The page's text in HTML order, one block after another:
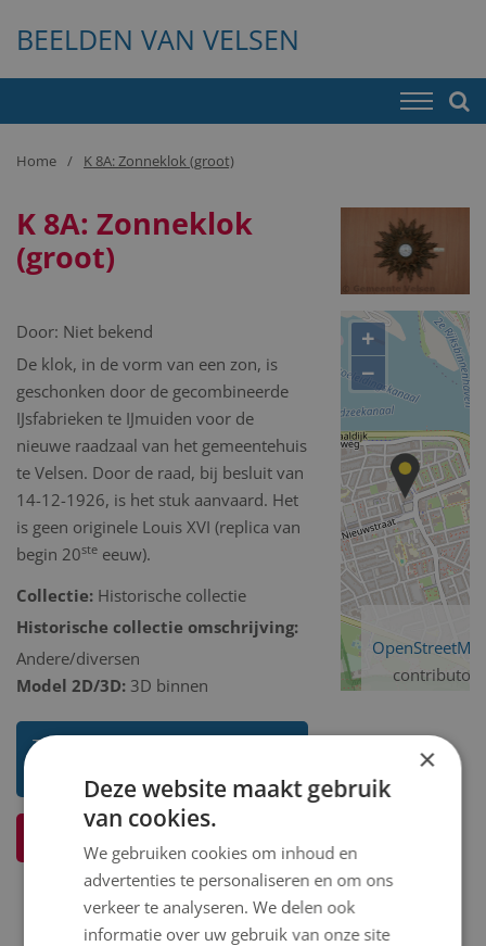
BEELDEN VAN VELSEN
Home K 8A: Zonneklok (groot)
K 8A: Zonneklok
(groot)
Door: Niet bekend
De klok, in de vorm van een zon, is
geschonken door de gecombineerde
IJsfabrieken te IJmuiden voor de
nieuwe raadzaal van het gemeentehuis
te Velsen. Door de raad, bij besluit van
14-12-1926, is het stuk aanvaard. Het
is geen originele Louis XVI (replica van
begin 20ste eeuw).
Collectie: Historische collectie
Historische collectie omschrijving:
Andere/diversen
Model 2D/3D: 3D binnen
Toon mij meer werken van Niet
+
−
×
Deze website maakt gebruik
van cookies.
We gebruiken cookies om inhoud en
advertenties te personaliseren en om ons
verkeer te analyseren. We delen ook
informatie over uw gebruik van onze site